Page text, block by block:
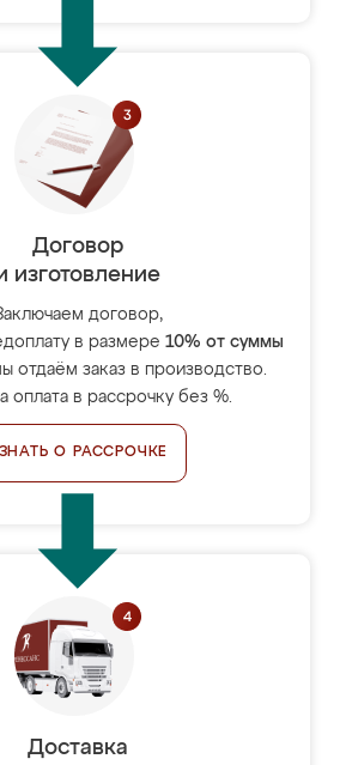
Договор
изготовление
договор,
в размере 10% от суммы
отдаём заказ в производство.
оплата в рассрочку без %.
О РАССРОЧКЕ
Доставка